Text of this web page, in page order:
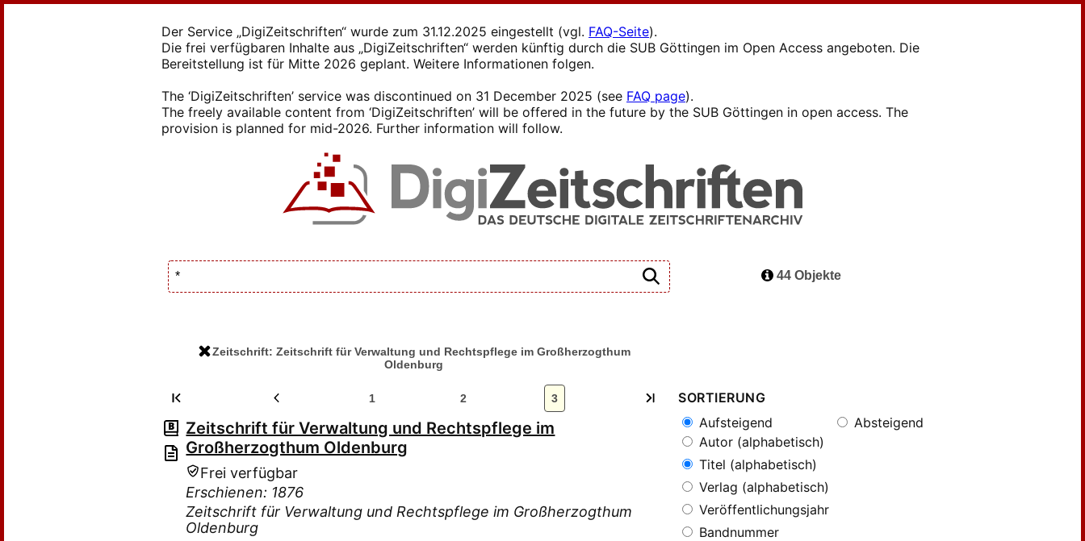
Der Service „DigiZeitschriften“ wurde zum 31.12.2025 eingestellt (vgl. FAQ-Seite).
Die frei verfügbaren Inhalte aus „DigiZeitschriften“ werden künftig durch die SUB Göttingen im Open Access angeboten. Die
Bereitstellung ist für Mitte 2026 geplant. Weitere Informationen folgen.
The ‘DigiZeitschriften’ service was discontinued on 31 December 2025 (see FAQ page).
The freely available content from ‘DigiZeitschriften’ will be offered in the future by the SUB Göttingen in open access. The
provision is planned for mid-2026. Further information will follow.
Zeitschrift: Zeitschrift für Verwaltung und Rechtspflege im Großherzogthum
Oldenburg
44 Objekte
1 2 3
Zeitschrift für Verwaltung und Rechtspflege im
Großherzogthum Oldenburg
Frei verfügbar
Erschienen: 1876
Zeitschrift für Verwaltung und Rechtspflege im Großherzogthum
Oldenburg
SORTIERUNG
Aufsteigend
Absteigend
Autor (alphabetisch)
Titel (alphabetisch)
Verlag (alphabetisch)
Veröffentlichungsjahr
Bandnummer